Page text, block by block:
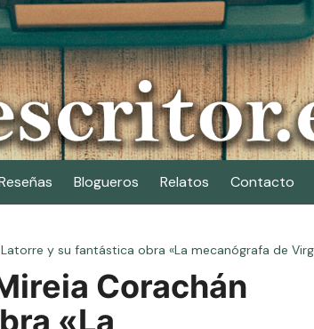
Blogueros Relatos Contacto
y su fantástica obra «La mecanógrafa de
Corachán
«La